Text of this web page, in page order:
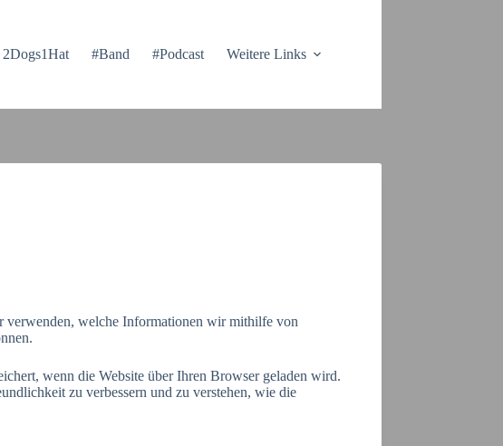
2Dogs1Hat #Band #Podcast Weitere Links
welche Informationen wir mithilfe von
wenn die Website über Ihren Browser geladen wird.
zu verbessern und zu verstehen, wie die